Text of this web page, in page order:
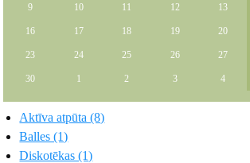
9 10 11 12 13
16 17 18 19 20
23 24 25 26 27
30 1 2 3 4
Aktīva atpūta (8)
Balles (1)
Diskotēkas (1)